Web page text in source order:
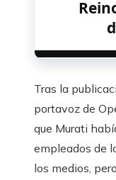
Tras la
portavoz de
que Murati
empleados de
los medios,